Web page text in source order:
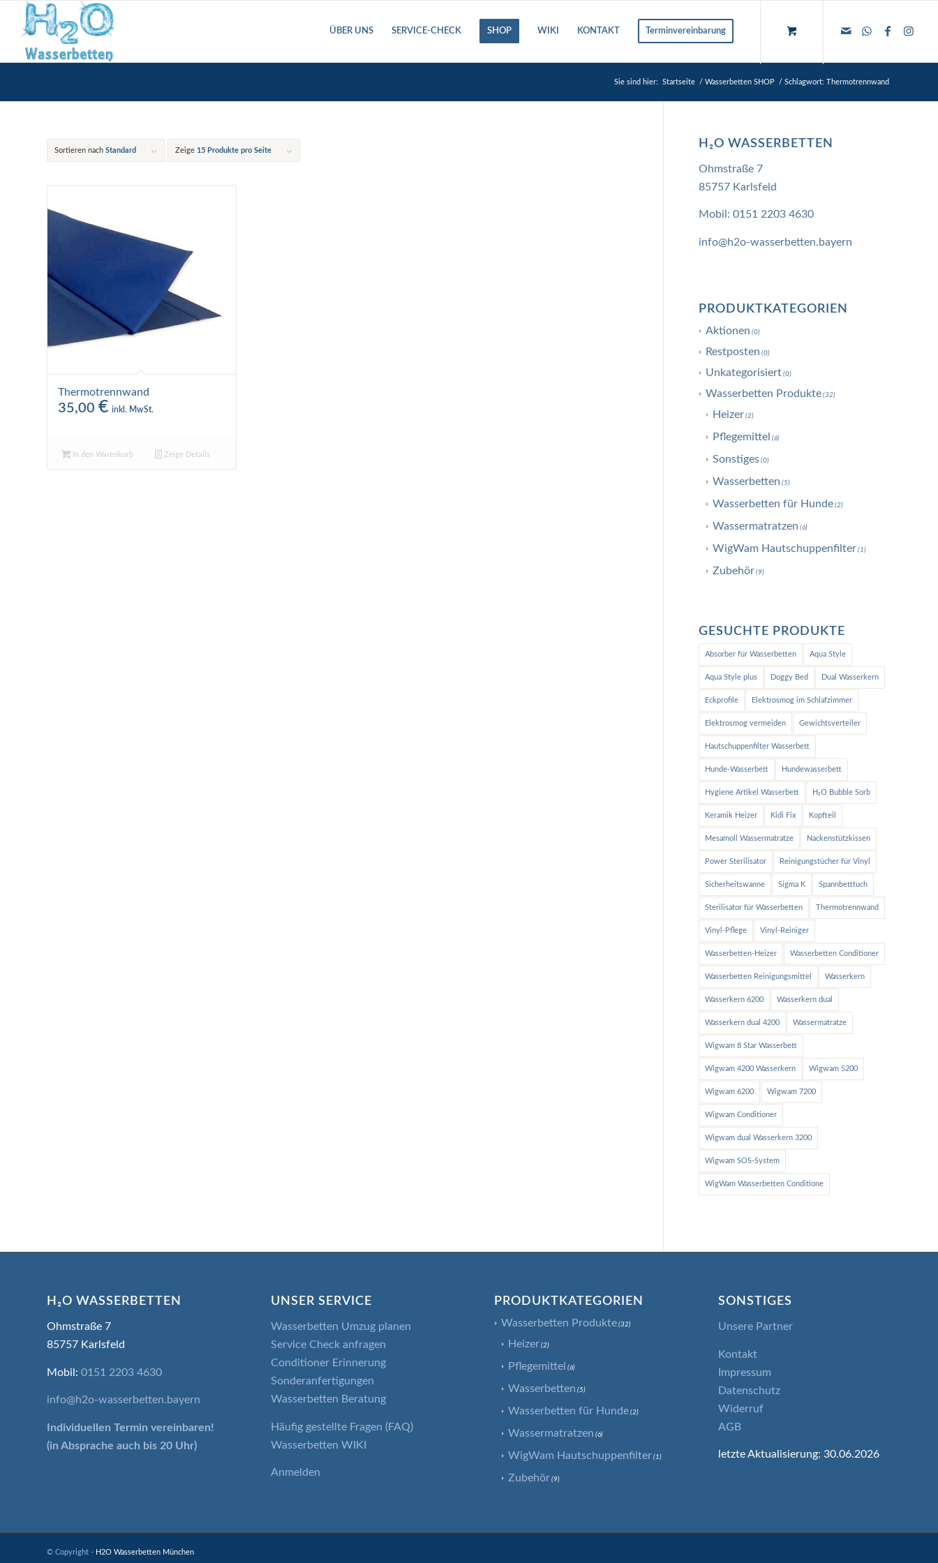
ÜBER UNS SERVICE-CHECK SHOP WIKI KONTAKT Terminvereinbarung
Sie sind hier: Startseite / Wasserbetten SHOP / Schlagwort: Thermotrennwand
Sortieren nach Standard Zeige 15 Produkte pro Seite
Thermotrennwand
35,00 € inkl. MwSt.
In den Warenkorb Zeige Details
H₂O WASSERBETTEN
Ohmstraße 7
85757 Karlsfeld
Mobil:0151 2203 4630
info@h2o-wasserbetten.bayern
PRODUKTKATEGORIEN
Aktionen (0)
Restposten (0)
Unkategorisiert (0)
Wasserbetten Produkte (32)
Heizer (2)
Pflegemittel (6)
Sonstiges (0)
Wasserbetten (5)
Wasserbetten für Hunde (2)
Wassermatratzen (6)
WigWam Hautschuppenfilter (1)
Zubehör (9)
GESUCHTE PRODUKTE
Absorber für Wasserbetten Aqua Style
Aqua Style plus Doggy Bed Dual Wasserkern
Eckprofile Elektrosmog im Schlafzimmer
Elektrosmog vermeiden Gewichtsverteiler
Hautschuppenfilter Wasserbett
Hunde-Wasserbett Hundewasserbett
Hygiene Artikel Wasserbett H₂O Bubble Sorb
Keramik Heizer Kidi Fix Kopfteil
Mesamoll Wassermatratze Nackenstützkissen
Power Sterilisator Reinigungstücher für Vinyl
Sicherheitswanne Sigma K Spannbetttuch
Sterilisator für Wasserbetten Thermotrennwand
Vinyl-Pflege Vinyl-Reiniger
Wasserbetten-Heizer Wasserbetten Conditioner
Wasserbetten Reinigungsmittel Wasserkern
Wasserkern 6200 Wasserkern dual
Wasserkern dual 4200 Wassermatratze
Wigwam 8 Star Wasserbett
Wigwam 4200 Wasserkern Wigwam 5200
Wigwam 6200 Wigwam 7200
Wigwam Conditioner
Wigwam dual Wasserkern 3200
Wigwam SOS-System
WigWam Wasserbetten Conditione
H₂O WASSERBETTEN
Ohmstraße 7
85757 Karlsfeld
Mobil: 0151 2203 4630
info@h2o-wasserbetten.bayern
Individuellen Termin vereinbaren!
(in Absprache auch bis 20 Uhr)
UNSER SERVICE
Wasserbetten Umzug planen
Service Check anfragen
Conditioner Erinnerung
Sonderanfertigungen
Wasserbetten Beratung
Häufig gestellte Fragen (FAQ)
Wasserbetten WIKI
Anmelden
PRODUKTKATEGORIEN
Wasserbetten Produkte (32)
Heizer (2)
Pflegemittel (6)
Wasserbetten (5)
Wasserbetten für Hunde (2)
Wassermatratzen (6)
WigWam Hautschuppenfilter (1)
Zubehör (9)
SONSTIGES
Unsere Partner
Kontakt
Impressum
Datenschutz
Widerruf
AGB
letzte Aktualisierung: 30.06.2026
© Copyright - H2O Wasserbetten München